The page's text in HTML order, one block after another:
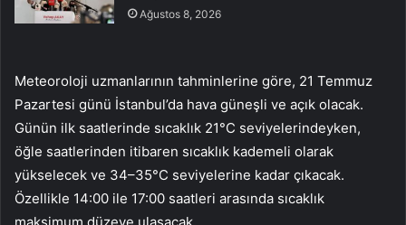
Ağustos 8, 2026
Meteoroloji uzmanlarının tahminlerine göre, 21 Temmuz
Pazartesi günü İstanbul’da hava güneşli ve açık olacak.
Günün ilk saatlerinde sıcaklık 21°C seviyelerindeyken,
öğle saatlerinden itibaren sıcaklık kademeli olarak
yükselecek ve 34–35°C seviyelerine kadar çıkacak.
Özellikle 14:00 ile 17:00 saatleri arasında sıcaklık